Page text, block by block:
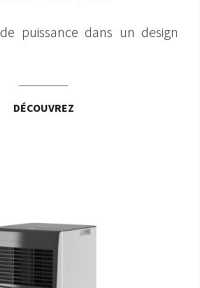
puissance dans un design
DÉCOUVREZ